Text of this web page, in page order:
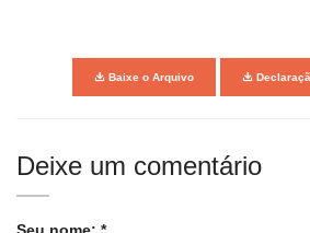
Baixe o Arquivo
Deixe um comentário